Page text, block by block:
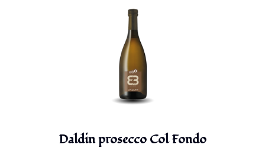
Daldin prosecco Col Fondo